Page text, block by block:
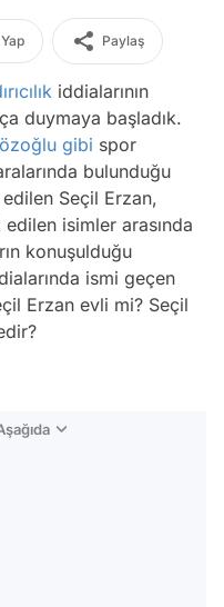
Paylaş
iddialarının
duymaya başladık.
gibi spor
bulunduğu
Seçil Erzan,
isimler arasında
konuşulduğu
ismi geçen
Erzan evli mi? Seçil